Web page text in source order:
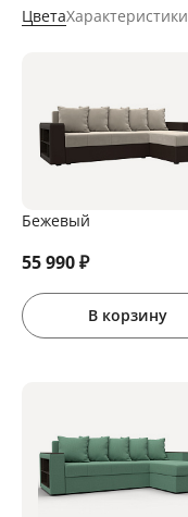
ЦветаХарактеристики
Бежевый
55 990₽
В корзину